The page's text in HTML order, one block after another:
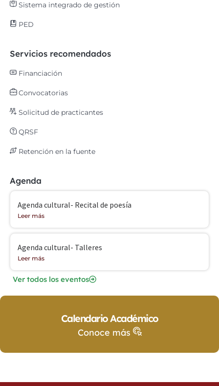
Sistema integrado de gestión
PED
Servicios recomendados
Financiación
Convocatorias
Solicitud de practicantes
QRSF
Retención en la fuente
Agenda
Agenda cultural- Recital de poesía
Leer más
Agenda cultural- Talleres
Leer más
Ver todos los eventos
Calendario Académico
Conoce más